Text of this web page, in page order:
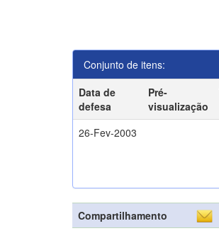
Conjunto de itens:
Data de
defesa
Pré-
visualização
26-Fev-2003
Compartilhamento